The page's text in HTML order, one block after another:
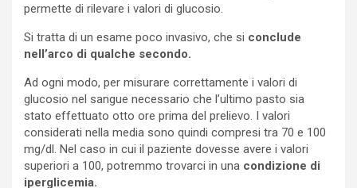
permette di rilevare i valori di glucosio.
Si tratta di un esame poco invasivo, che si conclude
nell’arco di qualche secondo.
Ad ogni modo, per misurare correttamente i valori di
glucosio nel sangue necessario che l’ultimo pasto sia
stato effettuato otto ore prima del prelievo. I valori
considerati nella media sono quindi compresi tra 70 e 100
mg/dl. Nel caso in cui il paziente dovesse avere i valori
superiori a 100, potremmo trovarci in una condizione di
iperglicemia.